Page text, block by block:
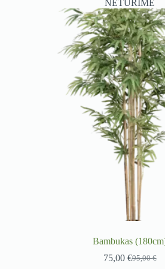
NETURIME
Bambukas
95,00€
Original
75,00 €Current